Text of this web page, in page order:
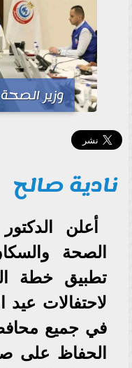
وزير
نادية صالح
أعلن
الصحة
تطبيق خطة
في جميع
الحفاظ على